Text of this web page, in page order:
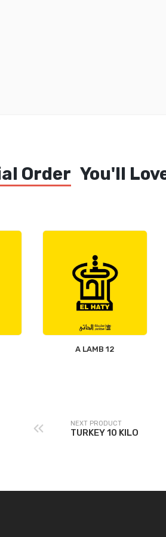
Order You'll
12 A LAMB
NEXT PRODUCT
TURKEY 10 KILO